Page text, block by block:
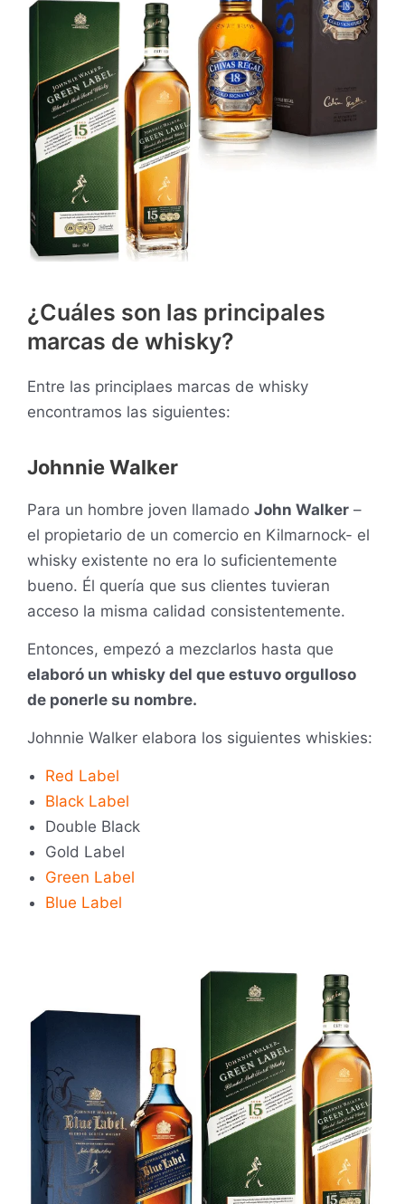
¿Cuáles son las principales
marcas de whisky?
Entre las principlaes marcas de whisky
encontramos las siguientes:
Johnnie Walker
Para un hombre joven llamado John Walker –
el propietario de un comercio en Kilmarnock- el
whisky existente no era lo suficientemente
bueno. Él quería que sus clientes tuvieran
acceso la misma calidad consistentemente.
Entonces, empezó a mezclarlos hasta que
elaboró un whisky del que estuvo orgulloso
de ponerle su nombre.
Johnnie Walker elabora los siguientes whiskies:
Red Label
Black Label
Double Black
Gold Label
Green Label
Blue Label